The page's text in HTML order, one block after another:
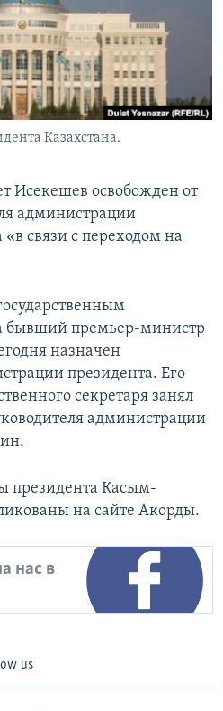
Казахстана.
Исекешев освобожден от
администрации
связи с переходом на
бывший премьер-министр
назначен
президента. Его
секретаря занял
администрации
президента Касым-
на сайте Акорды.
нас в
us